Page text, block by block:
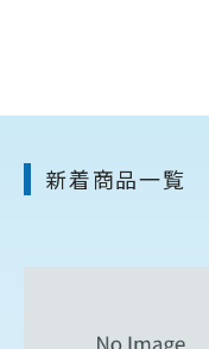
新着商品一覧